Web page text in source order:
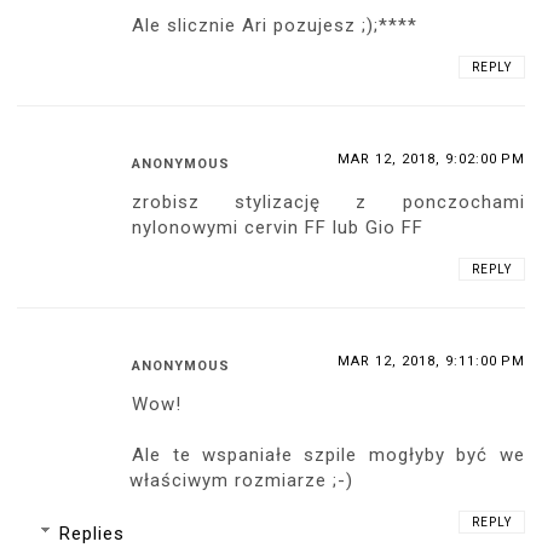
Ale slicznie Ari pozujesz ;);****
REPLY
ANONYMOUS MAR 12, 2018, 9:02:00 PM
zrobisz stylizację z ponczochami
nylonowymi cervin FF lub Gio FF
REPLY
ANONYMOUS MAR 12, 2018, 9:11:00 PM
Wow!
Ale te wspaniałe szpile mogłyby być we
właściwym rozmiarze ;-)
REPLY
Replies